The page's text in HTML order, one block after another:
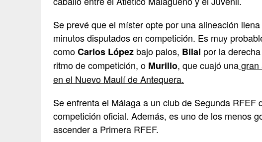
Se prevé que el míster opte por una alineación
minutos disputados en competición. Es muy
comoCarlos López bajo palos, Bilal por la
ritmo de competición, o Murillo, que cuajó unagran
en el Nuevo Maulí de Antequera.
Se enfrenta el Málaga a un club de Segunda RFEF
competición oficial. Además, es uno de los menos
ascender a Primera RFEF.